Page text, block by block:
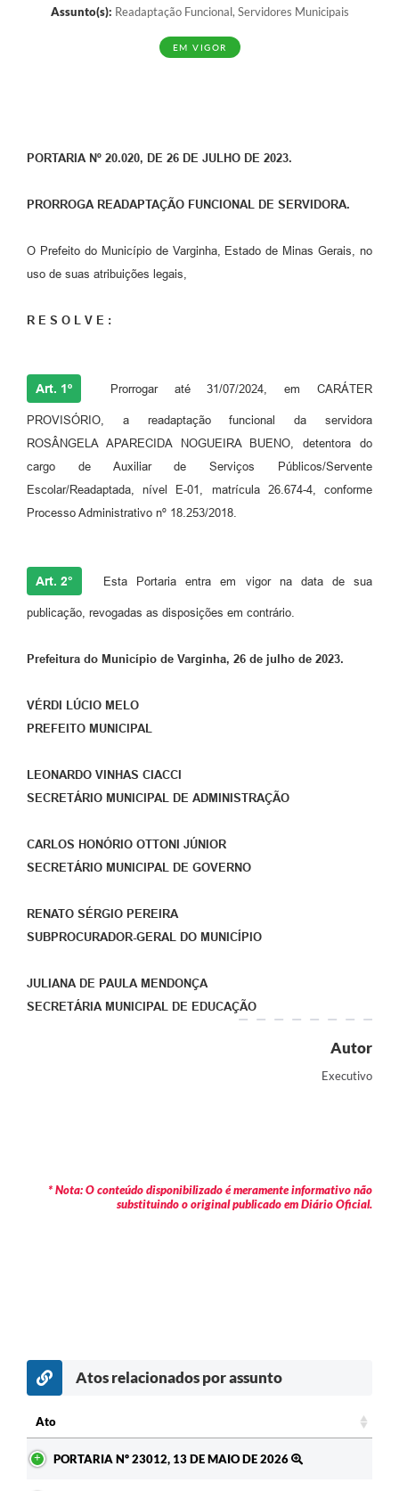
Assunto(s): Readaptação Funcional, Servidores Municipais
EM VIGOR
PORTARIA Nº 20.020, DE 26 DE JULHO DE 2023.
PRORROGA READAPTAÇÃO FUNCIONAL DE SERVIDORA.
O Prefeito do Município de Varginha, Estado de Minas Gerais, no
uso de suas atribuições legais,
R E S O L V E :
Art. 1º Prorrogar até 31/07/2024, em CARÁTER
PROVISÓRIO, a readaptação funcional da servidora
ROSÂNGELA APARECIDA NOGUEIRA BUENO, detentora do
cargo de Auxiliar de Serviços Públicos/Servente
Escolar/Readaptada, nível E-01, matrícula 26.674-4, conforme
Processo Administrativo nº 18.253/2018.
Art. 2° Esta Portaria entra em vigor na data de sua
publicação, revogadas as disposições em contrário.
Prefeitura do Município de Varginha, 26 de julho de 2023.
VÉRDI LÚCIO MELO
PREFEITO MUNICIPAL
LEONARDO VINHAS CIACCI
SECRETÁRIO MUNICIPAL DE ADMINISTRAÇÃO
CARLOS HONÓRIO OTTONI JÚNIOR
SECRETÁRIO MUNICIPAL DE GOVERNO
RENATO SÉRGIO PEREIRA
SUBPROCURADOR-GERAL DO MUNICÍPIO
JULIANA DE PAULA MENDONÇA
SECRETÁRIA MUNICIPAL DE EDUCAÇÃO
Autor
Executivo
* Nota: O conteúdo disponibilizado é meramente informativo não
substituindo o original publicado em Diário Oficial.
Atos relacionados por assunto
Ato
PORTARIA Nº 23012, 13 DE MAIO DE 2026